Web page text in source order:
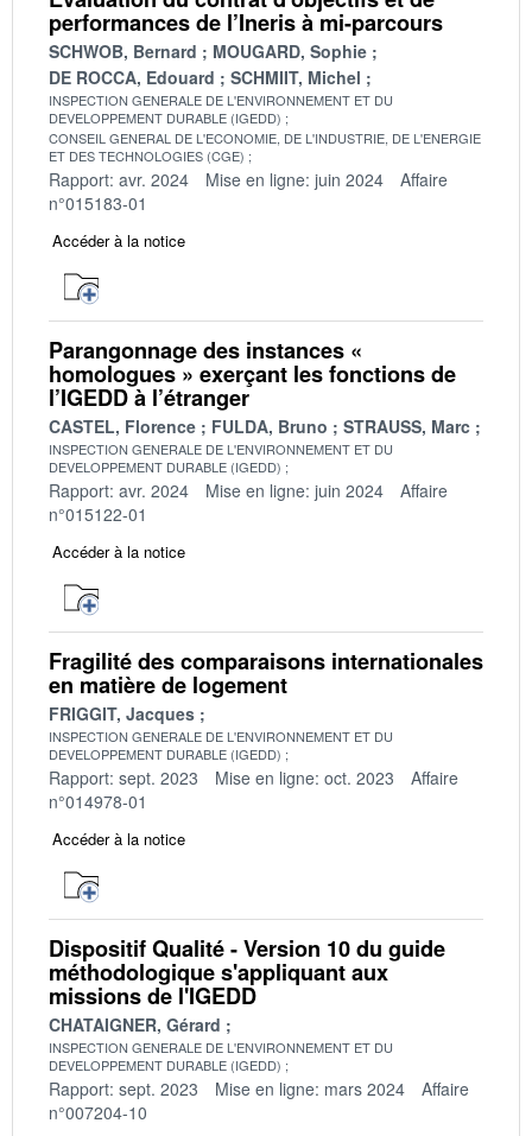
performances de l’Ineris à mi-parcours
SCHWOB, Bernard
MOUGARD, Sophie
DE ROCCA, Edouard
SCHMIIT, Michel
INSPECTION GENERALE DE L'ENVIRONNEMENT ET DU
DEVELOPPEMENT DURABLE (IGEDD)
CONSEIL GENERAL DE L'ECONOMIE, DE L'INDUSTRIE, DE L'ENERGIE
ET DES TECHNOLOGIES (CGE)
Rapport: avr. 2024 Mise en ligne: juin 2024
Affaire
n°015183-01
Accéder à la notice
Parangonnage des instances «
homologues » exerçant les fonctions de
l’IGEDD à l’étranger
CASTEL, Florence FULDA, Bruno STRAUSS, Marc
INSPECTION GENERALE DE L'ENVIRONNEMENT ET DU
DEVELOPPEMENT DURABLE (IGEDD)
Rapport: avr. 2024 Mise en ligne: juin 2024
Affaire
n°015122-01
Accéder à la notice
Fragilité des comparaisons internationales
en matière de logement
FRIGGIT, Jacques
INSPECTION GENERALE DE L'ENVIRONNEMENT ET DU
DEVELOPPEMENT DURABLE (IGEDD)
Rapport: sept. 2023 Mise en ligne: oct. 2023
Affaire
n°014978-01
Accéder à la notice
Dispositif Qualité - Version 10 du guide
méthodologique s'appliquant aux
missions de l'IGEDD
CHATAIGNER, Gérard
INSPECTION GENERALE DE L'ENVIRONNEMENT ET DU
DEVELOPPEMENT DURABLE (IGEDD)
Rapport: sept. 2023 Mise en ligne: mars 2024
Affaire
n°007204-10